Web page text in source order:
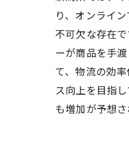
り、オンライ
不可欠な存在
ーが商品を手
て、物流の効
ス向上を目指
も増加が予想